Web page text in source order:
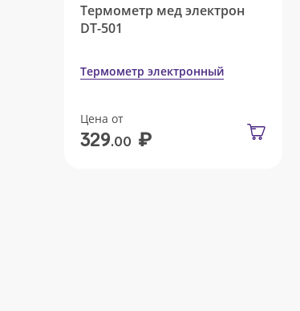
Термометр мед электрон
DT-501
Термометр электронный
Цена от
329.00 ₽